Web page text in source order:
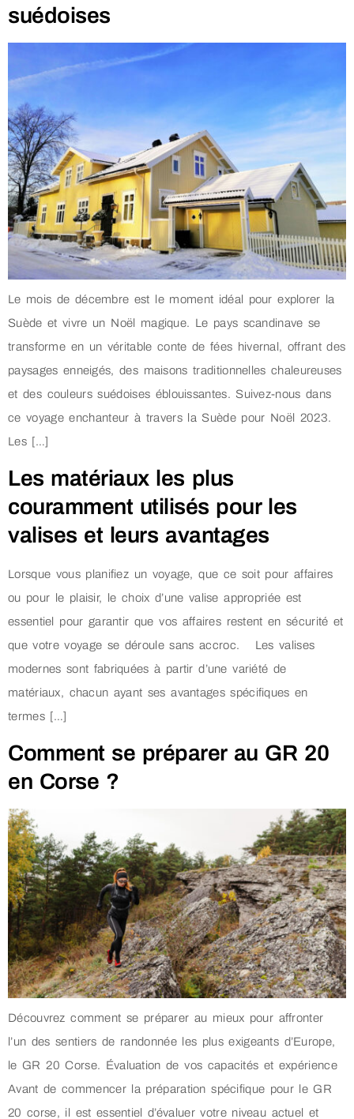
suédoises
Le mois de décembre est le moment idéal pour explorer la
Suède et vivre un Noël magique. Le pays scandinave se
transforme en un véritable conte de fées hivernal, offrant des
paysages enneigés, des maisons traditionnelles chaleureuses
et des couleurs suédoises éblouissantes. Suivez-nous dans
ce voyage enchanteur à travers la Suède pour Noël 2023.
Les […]
Les matériaux les plus
couramment utilisés pour les
valises et leurs avantages
Lorsque vous planifiez un voyage, que ce soit pour affaires
ou pour le plaisir, le choix d’une valise appropriée est
essentiel pour garantir que vos affaires restent en sécurité et
que votre voyage se déroule sans accroc. Les valises
modernes sont fabriquées à partir d’une variété de
matériaux, chacun ayant ses avantages spécifiques en
termes […]
Comment se préparer au GR 20
en Corse ?
Découvrez comment se préparer au mieux pour affronter
l’un des sentiers de randonnée les plus exigeants d’Europe,
le GR 20 Corse. Évaluation de vos capacités et expérience
Avant de commencer la préparation spécifique pour le GR
20 corse, il est essentiel d’évaluer votre niveau actuel et